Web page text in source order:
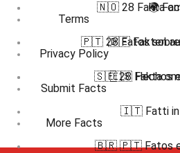
Terms
Privacy Policy
Submit Facts
More Facts
🇳🇴 28 Fakta
🇵🇹 28 Fatos sobre
🇸🇪 28 Fakta om
🌍
🇩🇪 Fakten
🇪🇸 Hechos
🇮🇹 Fatti in
🇧🇷 🇵🇹 Fatos